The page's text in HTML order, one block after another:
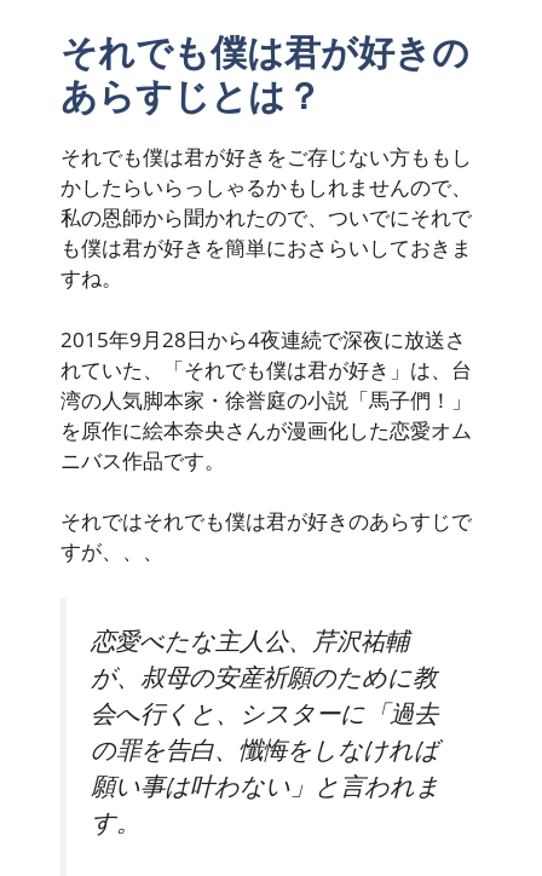
それでも僕は君が好きの
あらすじとは？
それでも僕は君が好きをご存じない方ももし
かしたらいらっしゃるかもしれませんので、
私の恩師から聞かれたので、ついでにそれで
も僕は君が好きを簡単におさらいしておきま
すね。
2015年9月28日から4夜連続で深夜に放送さ
れていた、「それでも僕は君が好き」は、台
湾の人気脚本家・徐誉庭の小説「馬子們！」
を原作に絵本奈央さんが漫画化した恋愛オム
ニバス作品です。
それではそれでも僕は君が好きのあらすじで
すが、、、
恋愛べたな主人公、芹沢祐輔
が、叔母の安産祈願のために教
会へ行くと、シスターに「過去
の罪を告白、懺悔をしなければ
願い事は叶わない」と言われま
す。